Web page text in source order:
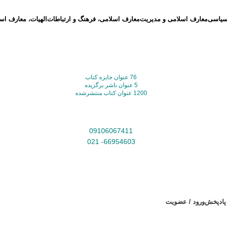
معارف اسلامی و مدیریتمعارف اسلامی، فرهنگ و ارتباطات الهیات، معارف
76 عنوان جایزه کتاب
5 عنوان ناشر برگزیده
1200 عنوان کتاب منتشرشده
09106067411
66954603- 021
پادپخشورود / عضویت